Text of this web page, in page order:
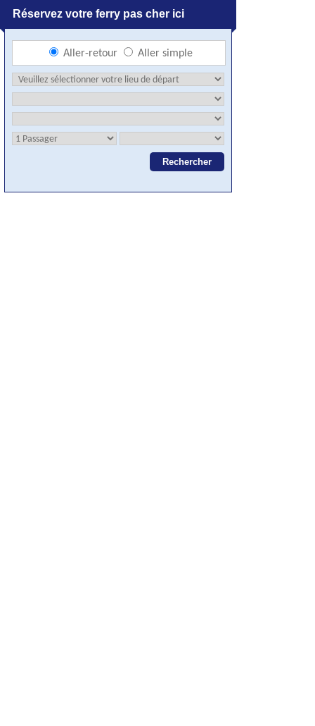
Réservez votre ferry pas cher ici
Aller-retour Aller simple